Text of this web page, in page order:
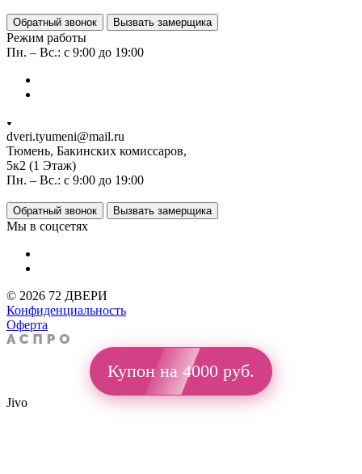
Обратный звонок Вызвать замерщика
Режим работы
Пн. – Вс.: с 9:00 до 19:00
dveri.tyumeni@mail.ru
Тюмень, Бакинских комиссаров,
5к2 (1 Этаж)
Пн. – Вс.: с 9:00 до 19:00
Обратный звонок Вызвать замерщика
Мы в соцсетях
© 2026 72 ДВЕРИ
Конфиденциальность
Оферта
Купон на 4000 руб.
Jivo